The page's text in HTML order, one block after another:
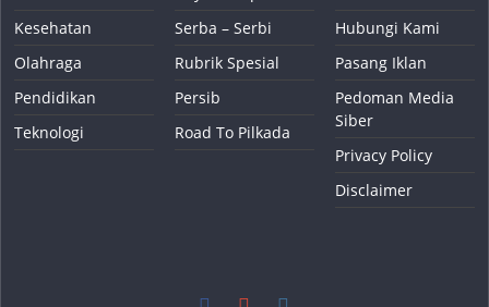
Kesehatan
Olahraga
Pendidikan
Teknologi
Serba – Serbi
Rubrik Spesial
Persib
Road To Pilkada
Hubungi Kami
Pasang Iklan
Pedoman Media
Siber
Privacy Policy
Disclaimer